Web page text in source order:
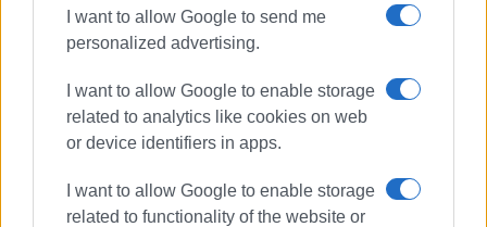
I want to allow Google to send me
personalized advertising.
I want to allow Google to enable storage
related to analytics like cookies on web
or device identifiers in apps.
I want to allow Google to enable storage
related to functionality of the website or
ΦΩΤΟ@Aegean
Εμφανίσεις: 98